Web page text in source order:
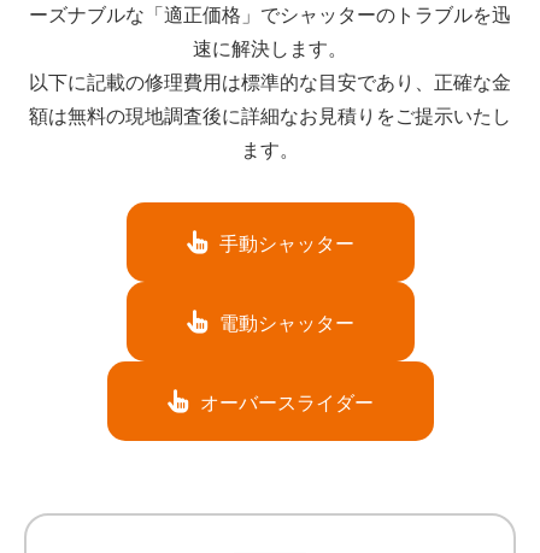
ーズナブルな「適正価格」でシャッターのトラブルを迅
速に解決します。
以下に記載の修理費用は標準的な目安であり、正確な金
額は無料の現地調査後に詳細なお見積りをご提示いたし
ます。
手動シャッター
電動シャッター
オーバースライダー